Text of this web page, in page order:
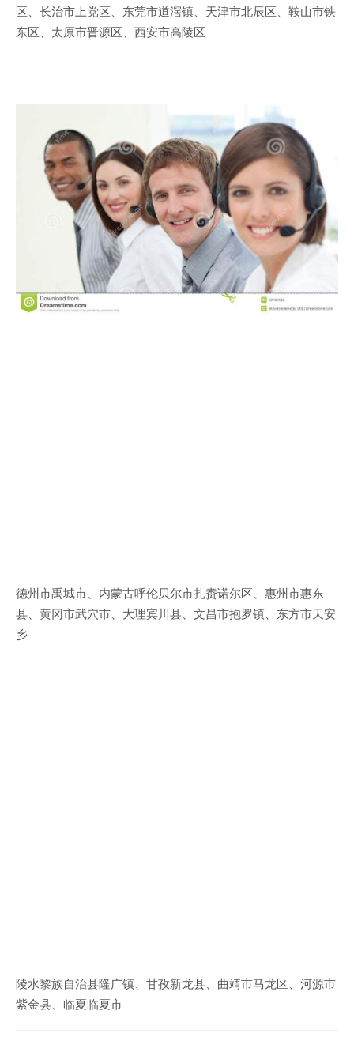
区、长治市上党区、东莞市道滘镇、天津市北辰区、鞍山市铁
东区、太原市晋源区、西安市高陵区
德州市禹城市、内蒙古呼伦贝尔市扎赉诺尔区、惠州市惠东
县、黄冈市武穴市、大理宾川县、文昌市抱罗镇、东方市天安
乡
陵水黎族自治县隆广镇、甘孜新龙县、曲靖市马龙区、河源市
紫金县、临夏临夏市